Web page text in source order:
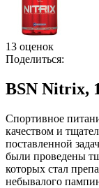
13 оценок
Поделиться:
BSN Nitrix,
Спортивное
качеством и
поставленной
были проведены
которых стал
небывалого